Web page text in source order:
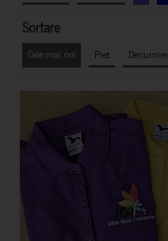
Sortare
Cele mai noi Pret Denumire